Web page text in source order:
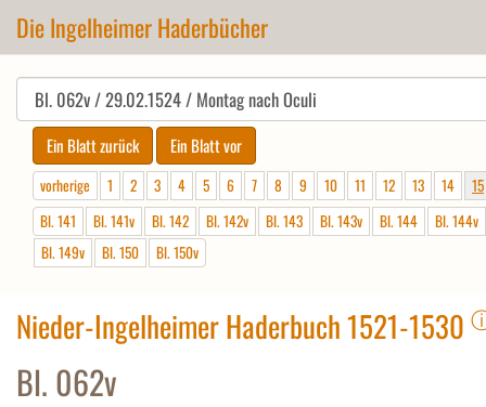
Die Ingelheimer Haderbücher
vorherige 1 2 3 4 5 6 7 8 9 10 11 12 13 14
15
Bl. 141
Bl. 141v Bl. 142 Bl. 142v Bl. 143 Bl. 143v Bl. 144
Bl. 144v
Bl. 149v
Bl. 150 Bl. 150v
Nieder-Ingelheimer Haderbuch 1521-1530
Bl. 062v